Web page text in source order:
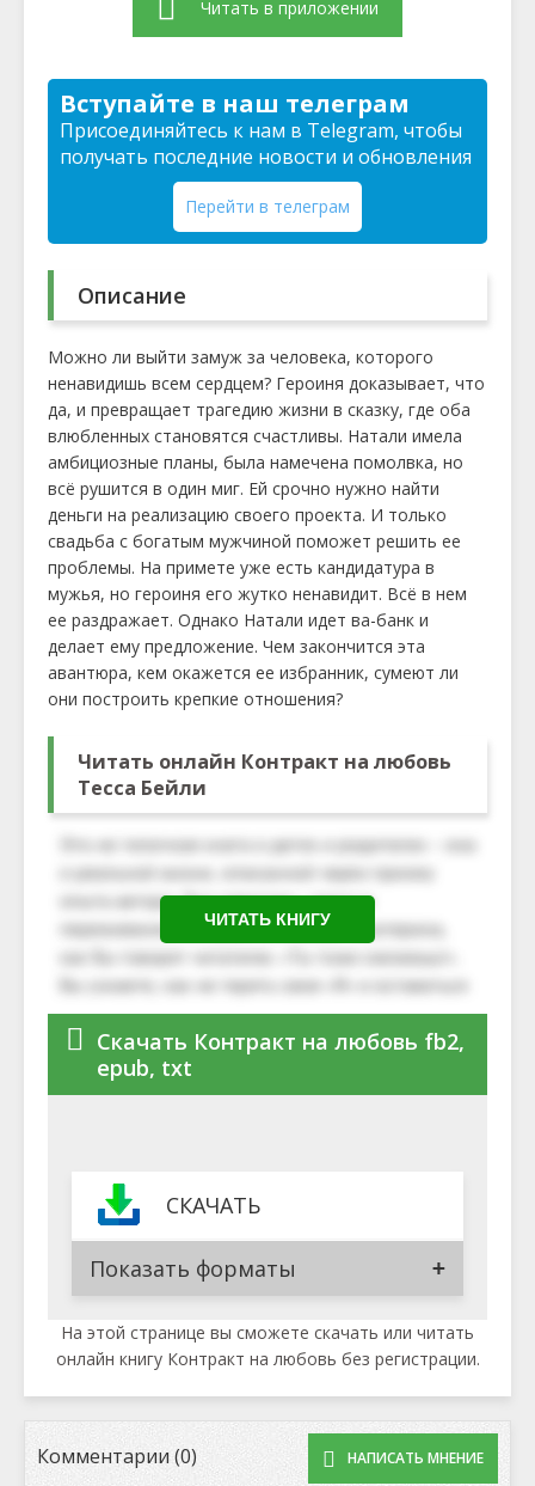
Читать в приложении
Вступайте в наш телеграм
Присоединяйтесь к нам в Telegram, чтобы
получать последние новости и обновления
Перейти в телеграм
Описание
Можно ли выйти замуж за человека, которого
ненавидишь всем сердцем? Героиня доказывает, что
да, и превращает трагедию жизни в сказку, где оба
влюбленных становятся счастливы. Натали имела
амбициозные планы, была намечена помолвка, но
всё рушится в один миг. Ей срочно нужно найти
деньги на реализацию своего проекта. И только
свадьба с богатым мужчиной поможет решить ее
проблемы. На примете уже есть кандидатура в
мужья, но героиня его жутко ненавидит. Всё в нем
ее раздражает. Однако Натали идет ва-банк и
делает ему предложение. Чем закончится эта
авантюра, кем окажется ее избранник, сумеют ли
они построить крепкие отношения?
Читать онлайн Контракт на любовь
Тесса Бейли
ЧИТАТЬ КНИГУ
Скачать Контракт на любовь fb2,
epub, txt
СКАЧАТЬ
Показать форматы
На этой странице вы сможете скачать или читать
онлайн книгу Контракт на любовь без регистрации.
Комментарии (0) НАПИСАТЬ МНЕНИЕ